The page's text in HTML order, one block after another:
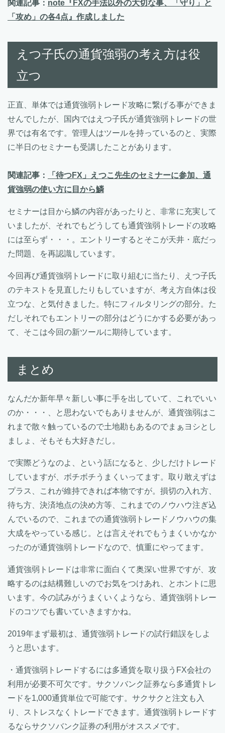
関連記事： note『FXの手法以外の大切な事、「守り」と
「攻め」の各4点』作成しました
えつ子氏の通貨強弱の考え方は役
立つ
正直、単体では通貨強弱トレード攻略に繋げる事ができま
せんでしたが、国内ではえつ子氏が通貨強弱トレードの世
界では有名です。管理人はツールを持っているのと、実際
に半日のセミナーも受講したことがあります。
関連記事：
「待つFX」えつこ先生のセミナーに参加、通
貨強弱の使い方に目から鱗
セミナーは目から鱗の内容があったりと、非常に充実して
いましたが、それでもどうしても通貨強弱トレードの攻略
には至らず・・・。エントリーするとそこが天井・底だっ
た問題、を再認識しています。
今回再び通貨強弱トレードに取り組むに当たり、えつ子氏
のテキストを見直したりもしていますが、考え方自体は役
立つな、と気付きました。特にフィルタリングの部分。た
だしそれでもエントリーの部分はどうにかする必要があっ
て、そこは今回の新ツールに期待しています。
まとめ
なんだか新年早々新しい事に手を出していて、これでいい
のか・・・、と思わないでもありませんが、通貨強弱はこ
れまで散々触っているので土地勘もあるのでまぁヨシとし
ましょ、そもそも大好きだし。
で実際どうなのよ、という話になると、少しだけトレード
していますが、ボチボチうまくいってます。取り敢えずは
プラス、これが維持できれば本物ですが。損切の入れ方、
待ち方、決済地点の決め方等、これまでのノウハウ注ぎ込
んでいるので、これまでの通貨強弱トレードノウハウの集
大成をやっている感じ。とは言えそれでもうまくいかなか
ったのが通貨強弱トレードなので、慎重にやってます。
通貨強弱トレードは非常に面白くて奥深い世界ですが、攻
略するのは結構難しいのでお気をつけあれ、とホントに思
います。今の試みがうまくいくようなら、通貨強弱トレー
ドのコツでも書いていきますかね。
2019年まず最初は、通貨強弱トレードの試行錯誤をしよ
うと思います。
・通貨強弱トレードするには多通貨を取り扱うFX会社の
利用が必要不可欠です。サクソバンク証券なら多通貨トレ
ードを1,000通貨単位で可能です。サクサクと注文も入
り、ストレスなくトレードできます。通貨強弱トレードす
るならサクソバンク証券の利用がオススメです。